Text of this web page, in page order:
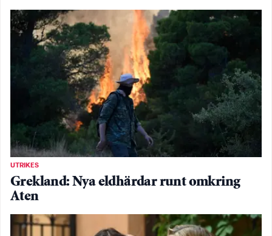
UTRIKES
Grekland: Nya eldhärdar runt omkring
Aten